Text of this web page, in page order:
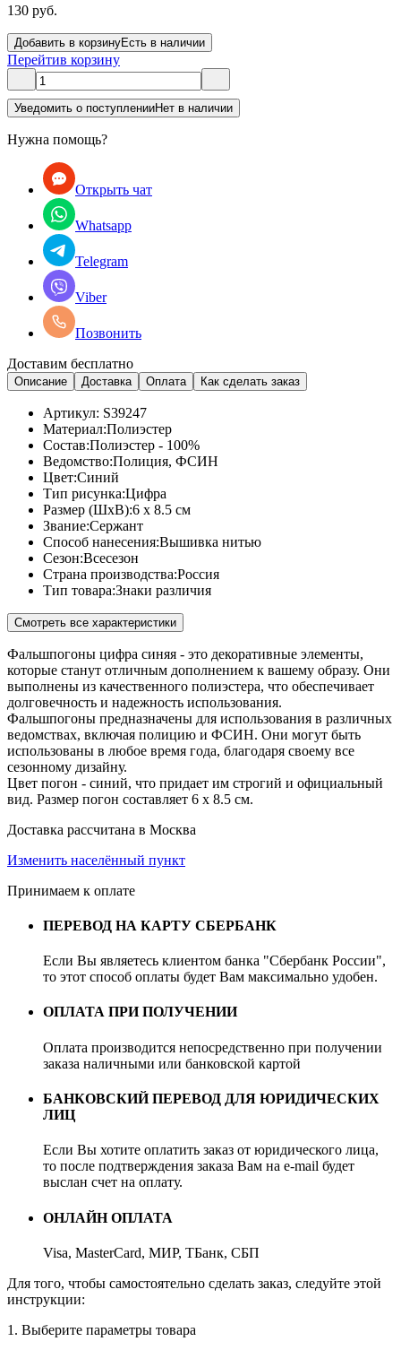
130 руб.
Добавить в корзинуЕсть в наличии
Перейтив корзину
Уведомить о поступленииНет в наличии
Нужна помощь?
Открыть чат
Whatsapp
Telegram
Viber
Позвонить
Доставим бесплатно
Описание Доставка Оплата Как сделать заказ
Артикул: S39247
Материал:Полиэстер
Состав:Полиэстер - 100%
Ведомство:Полиция, ФСИН
Цвет:Синий
Тип рисунка:Цифра
Размер (ШхВ):6 x 8.5 см
Звание:Сержант
Способ нанесения:Вышивка нитью
Сезон:Всесезон
Страна производства:Россия
Тип товара:Знаки различия
Смотреть все характеристики
Фальшпогоны цифра синяя - это декоративные элементы,
которые станут отличным дополнением к вашему образу. Они
выполнены из качественного полиэстера, что обеспечивает
долговечность и надежность использования.
Фальшпогоны предназначены для использования в различных
ведомствах, включая полицию и ФСИН. Они могут быть
использованы в любое время года, благодаря своему все
сезонному дизайну.
Цвет погон - синий, что придает им строгий и официальный
вид. Размер погон составляет 6 x 8.5 см.
Доставка рассчитана в Москва
Изменить населённый пункт
Принимаем к оплате
ПЕРЕВОД НА КАРТУ СБЕРБАНК
Если Вы являетесь клиентом банка "Сбербанк России",
то этот способ оплаты будет Вам максимально удобен.
ОПЛАТА ПРИ ПОЛУЧЕНИИ
Оплата производится непосредственно при получении
заказа наличными или банковской картой
БАНКОВСКИЙ ПЕРЕВОД ДЛЯ ЮРИДИЧЕСКИХ
ЛИЦ
Если Вы хотите оплатить заказ от юридического лица,
то после подтверждения заказа Вам на e-mail будет
выслан счет на оплату.
ОНЛАЙН ОПЛАТА
Visa, MasterCard, МИР, ТБанк, СБП
Для того, чтобы самостоятельно сделать заказ, следуйте этой
инструкции:
1. Выберите параметры товара